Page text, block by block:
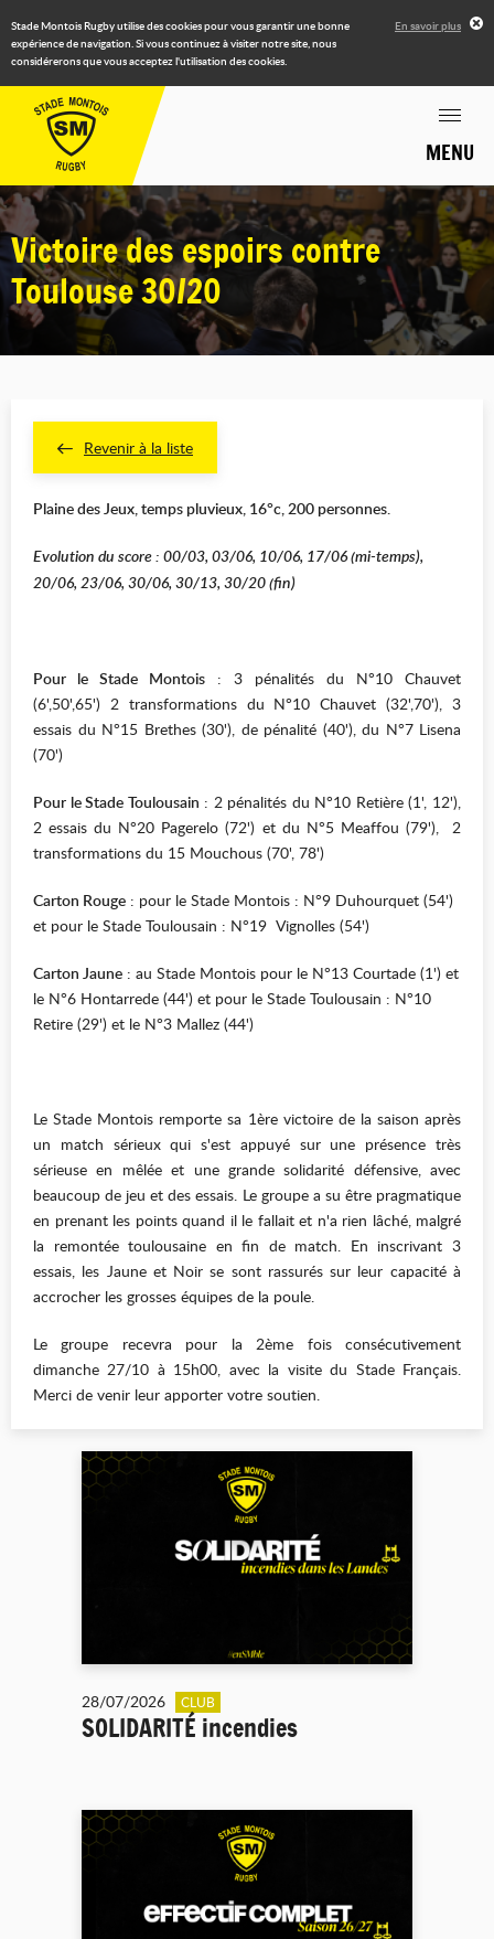
Stade Montois Rugby utilise des cookies pour vous garantir une bonne
expérience de navigation. Si vous continuez à visiter notre site, nous
considérerons que vous acceptez l'utilisation des cookies.
En savoir plus
MENU
Victoire des espoirs contre
Toulouse 30/20
Revenir à la liste
Plaine des Jeux, temps pluvieux, 16°c, 200 personnes.
Evolution du score : 00/03, 03/06, 10/06, 17/06 (mi-temps),
20/06, 23/06, 30/06, 30/13, 30/20 (fin)
Pour le Stade Montois : 3 pénalités du N°10 Chauvet
(6',50',65') 2 transformations du N°10 Chauvet (32',70'), 3
essais du N°15 Brethes (30'), de pénalité (40'), du N°7 Lisena
(70')
Pour le Stade Toulousain : 2 pénalités du N°10 Retière (1', 12'),
2 essais du N°20 Pagerelo (72') et du N°5 Meaffou (79'), 2
transformations du 15 Mouchous (70', 78')
Carton Rouge : pour le Stade Montois : N°9 Duhourquet (54')
et pour le Stade Toulousain : N°19 Vignolles (54')
Carton Jaune : au Stade Montois pour le N°13 Courtade (1') et
le N°6 Hontarrede (44') et pour le Stade Toulousain : N°10
Retire (29') et le N°3 Mallez (44')
Le Stade Montois remporte sa 1ère victoire de la saison après
un match sérieux qui s'est appuyé sur une présence très
sérieuse en mêlée et une grande solidarité défensive, avec
beaucoup de jeu et des essais. Le groupe a su être pragmatique
en prenant les points quand il le fallait et n'a rien lâché, malgré
la remontée toulousaine en fin de match. En inscrivant 3
essais, les Jaune et Noir se sont rassurés sur leur capacité à
accrocher les grosses équipes de la poule.
Le groupe recevra pour la 2ème fois consécutivement
dimanche 27/10 à 15h00, avec la visite du Stade Français.
Merci de venir leur apporter votre soutien.
28/07/2026 CLUB
SOLIDARITÉ incendies